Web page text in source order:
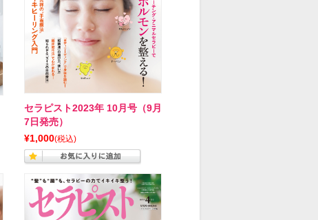
セラピスト2023年 10月号（9月
7日発売）
¥1,000(税込)